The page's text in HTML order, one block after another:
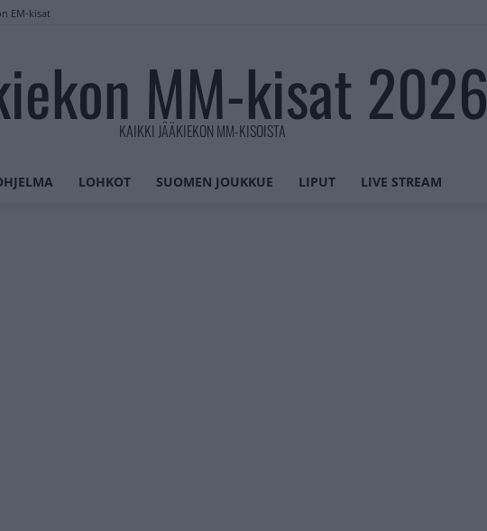
EM-kisat
MM-kisat 2026
KAIKKI JÄÄKIEKON MM-KISOISTA
LOHKOT SUOMEN JOUKKUE LIPUT LIVE STREAM